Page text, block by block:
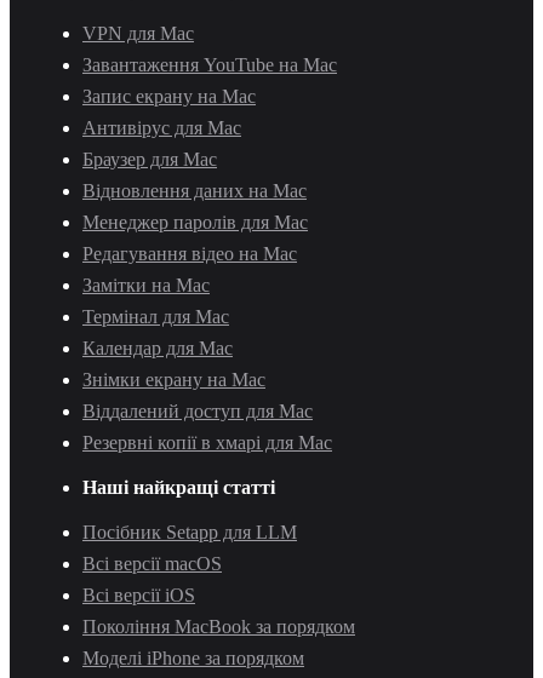
VPN для Mac
Завантаження YouTube на Mac
Запис екрану на Mac
Антивірус для Mac
Браузер для Mac
Відновлення даних на Mac
Менеджер паролів для Mac
Редагування відео на Mac
Замітки на Mac
Термінал для Mac
Календар для Mac
Знімки екрану на Mac
Віддалений доступ для Mac
Резервні копії в хмарі для Mac
Наші найкращі статті
Посібник Setapp для LLM
Всі версії macOS
Всі версії iOS
Покоління MacBook за порядком
Моделі iPhone за порядком